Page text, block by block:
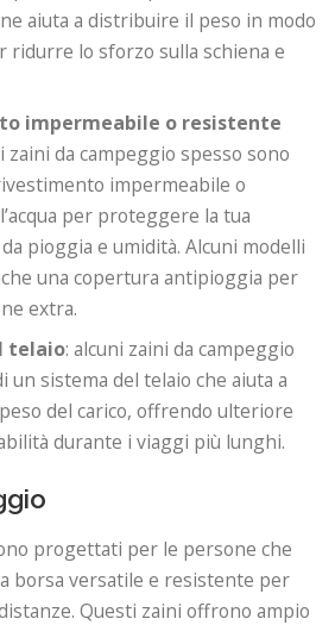
aiuta a distribuire il peso in modo
ridurre lo sforzo sulla schiena e
impermeabile o resistente
zaini da campeggio spesso sono
impermeabile o
per proteggere la tua
pioggia e umidità. Alcuni modelli
una copertura antipioggia per
extra.
telaio: alcuni zaini da campeggio
un sistema del telaio che aiuta a
del carico, offrendo ulteriore
durante i viaggi più lunghi.
progettati per le persone che
borsa versatile e resistente per
Questi zaini offrono ampio